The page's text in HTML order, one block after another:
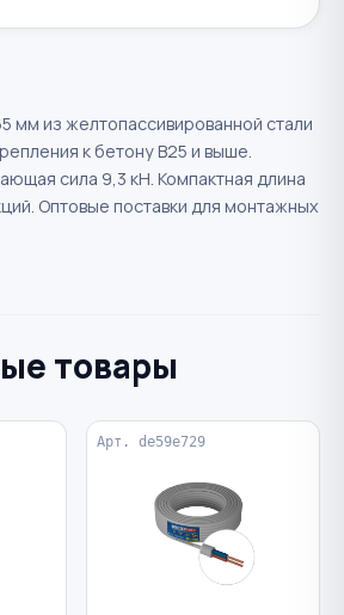
мм из желтопассивированной стали
к бетону B25 и выше.
сила 9,3 кН. Компактная длина
Оптовые поставки для монтажных
товары
Арт. de59e729